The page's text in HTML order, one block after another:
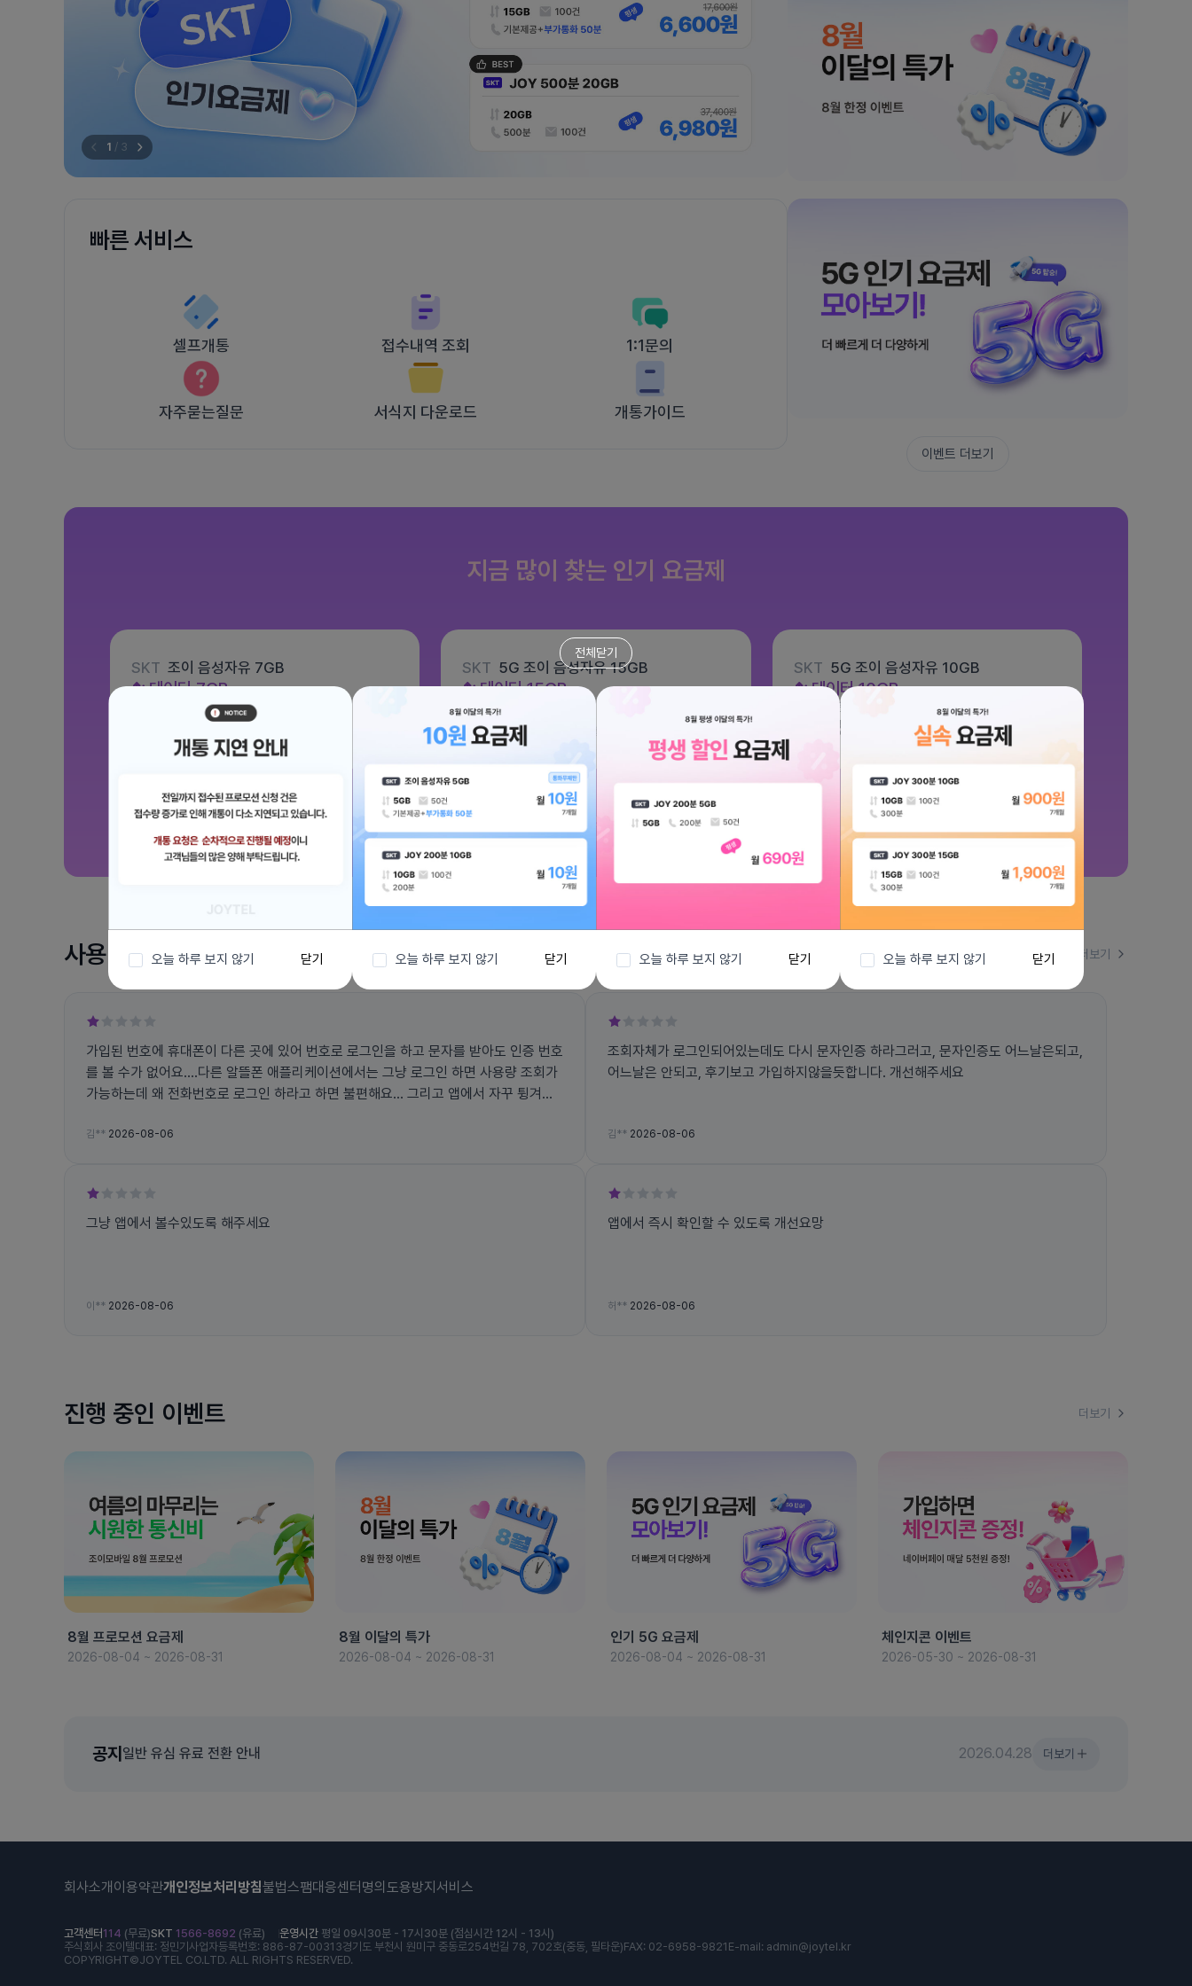
1 / 3
빠른 서비스
셀프개통 접수내역 조회 1:1문의
자주묻는질문 서식지 다운로드 개통가이드
이벤트 더보기
지금 많이 찾는 인기 요금제
SKT 조이 음성자유 7GB
데이터7GB
문자 100건
월 3,300원
SKT 5G 조이 음성자유 15GB
데이터15GB
통화 기본제공
월 6,600원
SKT 5G 조이 음성자유 10GB
데이터10GB
통화 기본제공
월 5,500원 / 평생할인
사용 후기 더보기
가입된 번호에 휴대폰이 다른 곳에 있어 번호로 로그인을 하고 문자를 받아도 인증 번호
를 볼 수가 없어요....다른 알뜰폰 애플리케이션에서는 그냥 로그인 하면 사용량 조회가
가능하는데 왜 전화번호로 로그인 하라고 하면 불편해요... 그리고 앱에서 자꾸 튕겨지
김** 2026-08-06
조회자체가 로그인되어있는데도 다시 문자인증 하라그러고, 문자인증도 어느날은되고,
어느날은 안되고, 후기보고 가입하지않을듯합니다. 개선해주세요
김** 2026-08-06
그냥 앱에서 볼수있도록 해주세요
이** 2026-08-06
앱에서 즉시 확인할 수 있도록 개선요망
허** 2026-08-06
진행 중인 이벤트 더보기
8월 프로모션 요금제
2026-08-04 ~ 2026-08-31
8월 이달의 특가
2026-08-04 ~ 2026-08-31
인기 5G 요금제
2026-08-04 ~ 2026-08-31
체인지콘 이벤트
2026-05-30 ~ 2026-08-31
공지 일반 유심 유료 전환 안내 2026.04.28 더보기
회사소개 이용약관개인정보처리방침불법스팸대응센터 명의도용방지서비스
고객센터 114 (무료)SKT 1566-8692 (유료) 운영시간 평일 09시30분 - 17시30분 (점심시간 12시 - 13시)
주식회사 조이텔대표: 정민기 사업자등록번호: 886-87-00313경기도 부천시 원미구 중동로254번길 78, 702호(중동, 필타운)FAX: 02-6958-9821 E-mail: admin@joytel.kr
COPYRIGHT©JOYTEL CO.LTD. ALL RIGHTS RESERVED.
전체닫기
오늘 하루 보지 않기 닫기 오늘 하루 보지 않기 닫기 오늘 하루 보지 않기 닫기 오늘 하루 보지 않기 닫기